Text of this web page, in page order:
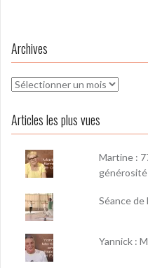
Archives
Archives
Articles les plus vues
Martine :
générosité
Séance de
Yannick :